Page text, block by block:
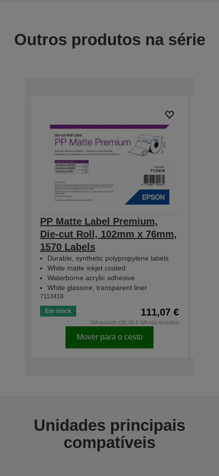
Outros produtos na série
PP Matte Label Premium,
Die-cut Roll, 102mm x 76mm,
1570 Labels
Durable, synthetic polypropylene labels
White matte inkjet coated
Waterborne acrylic adhesive
White glassine, transparent liner
7113418
Em stock 111,07 €
IVA incluído (90,30 € IVA não incluído)
Mover para o cesto
Unidades principais
compatíveis